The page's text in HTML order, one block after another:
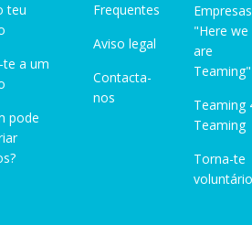
teu
te a um
pode
Frequentes
Aviso legal
Contacta-
nos
Empresas
"Here we
are
Teaming"
Teaming
Teaming
Torna-te